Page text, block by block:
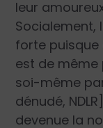
leur
Socialement,
forte puisque
est de même
soi-même
dénudé,
devenue la